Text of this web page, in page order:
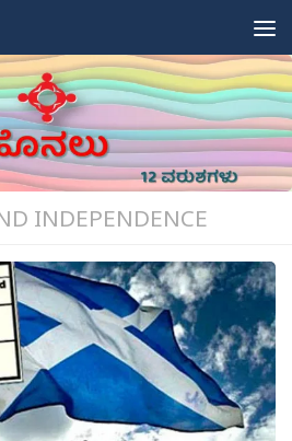
INDEPENDENCE